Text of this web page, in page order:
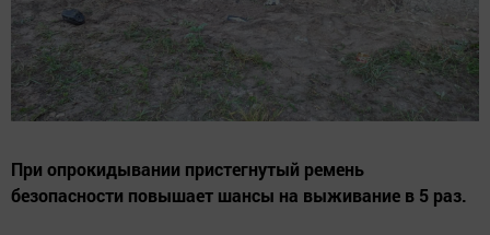
При опрокидывании пристегнутый ремень
безопасности повышает шансы на выживание в 5 раз.